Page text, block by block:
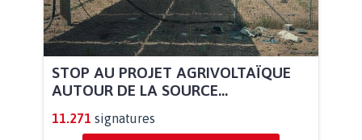
STOP AU PROJET AGRIVOLTAÏQUE
AUTOUR DE LA SOURCE...
11.271 signatures